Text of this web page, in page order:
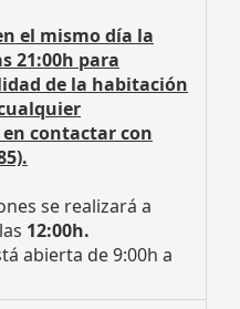
el mismo día la
21:00h para
de la habitación
contactar con
se realizará a
12:00h.
abierta de 9:00h a